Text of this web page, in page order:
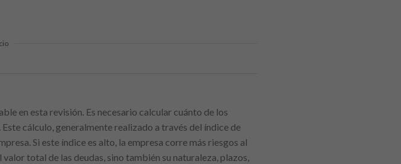
en esta revisión. Es necesario calcular cuánto de los
cálculo, generalmente realizado a través del índice de
Si este índice es alto, la empresa corre más riesgos al
total de las deudas, sino también su naturaleza, plazos,